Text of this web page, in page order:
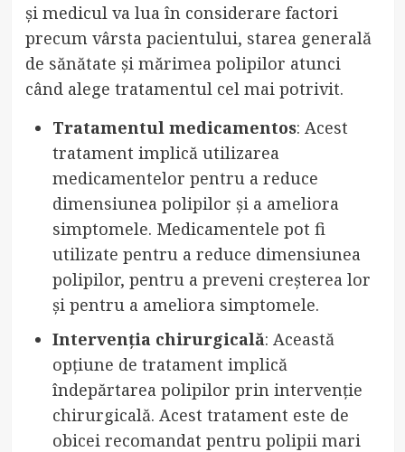
și medicul va lua în considerare factori
precum vârsta pacientului, starea generală
de sănătate și mărimea polipilor atunci
când alege tratamentul cel mai potrivit.
Tratamentul medicamentos: Acest
tratament implică utilizarea
medicamentelor pentru a reduce
dimensiunea polipilor și a ameliora
simptomele. Medicamentele pot fi
utilizate pentru a reduce dimensiunea
polipilor, pentru a preveni creșterea lor
și pentru a ameliora simptomele.
Intervenția chirurgicală: Această
opțiune de tratament implică
îndepărtarea polipilor prin intervenție
chirurgicală. Acest tratament este de
obicei recomandat pentru polipii mari